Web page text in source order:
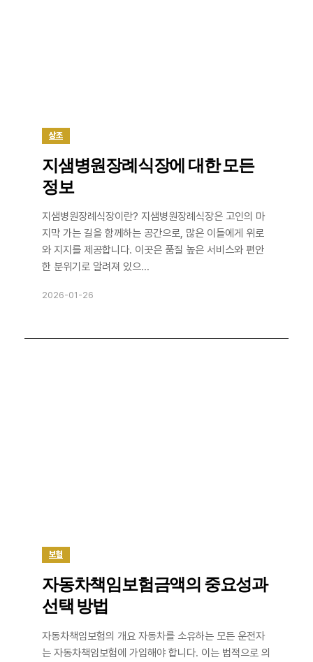
상조
지샘병원장례식장에 대한 모든
정보
지샘병원장례식장이란? 지샘병원장례식장은 고인의 마
지막 가는 길을 함께하는 공간으로, 많은 이들에게 위로
와 지지를 제공합니다. 이곳은 품질 높은 서비스와 편안
한 분위기로 알려져 있으...
2026-01-26
보험
자동차책임보험금액의 중요성과
선택 방법
자동차책임보험의 개요 자동차를 소유하는 모든 운전자
는 자동차책임보험에 가입해야 합니다. 이는 법적으로 의